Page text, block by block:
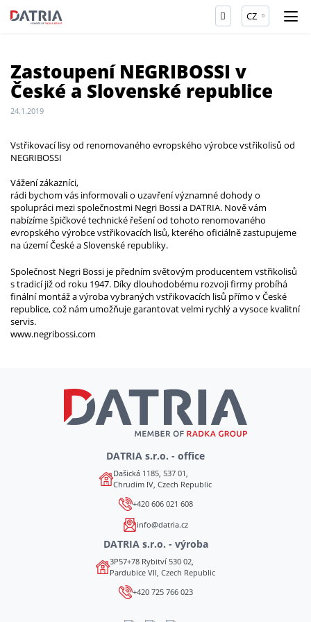
CZ
Zastoupení NEGRIBOSSI v
České a Slovenské republice
24.1.2019
Vstřikovací lisy od renomovaného evropského výrobce vstřikolisů od
NEGRIBOSSI
Vážení zákazníci,
rádi bychom vás informovali o uzavření významné dohody o
spolupráci mezi společnostmi Negri Bossi a DATRIA. Nově vám
nabízíme špičkové technické řešení od tohoto renomovaného
evropského výrobce vstřikovacích lisů, kterého oficiálně zastupujeme
na území České a Slovenské republiky.
Společnost Negri Bossi je předním světovým producentem vstřikolisů
s tradicí již od roku 1947. Díky dlouhodobému rozvoji firmy probíhá
finální montáž a výroba vybraných vstřikovacích lisů přímo v České
republice, což nám umožňuje garantovat velmi rychlý a vysoce kvalitní
servis.
www.negribossi.com
DATRIA s.r.o. - office
Dašická 1185, 537 01,
Chrudim IV, Czech Republic
+420 606 021 608
info@datria.cz
DATRIA s.r.o. - výroba
3P57+78 Rybitví 530 02,
Pardubice VII, Czech Republic
+420 725 766 023